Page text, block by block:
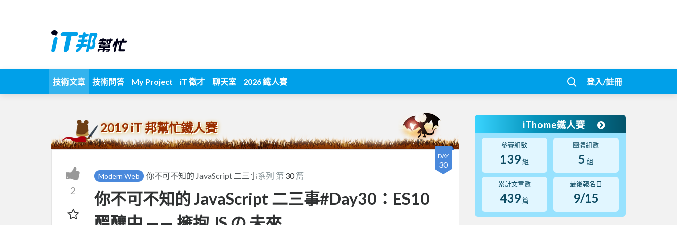
技術文章 技術問答 My Project iT 徵才 聊天室 2026 鐵人賽 登入/註冊
2019 iT 邦幫忙鐵人賽
DAY
30
2
Modern Web 你不可不知的 JavaScript 二三事系列 第 30篇
你不可不知的 JavaScript 二三事#Day30：ES10
iThome鐵人賽
參賽組數
139組
團體組數
5 組
累計文章數
439 篇
最後報名日
9/15